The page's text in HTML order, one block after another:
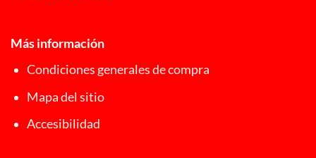
Más información
Condiciones generales de compra
Mapa del sitio
Accesibilidad